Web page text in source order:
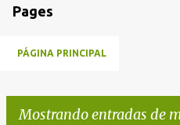
Pages
PÁGINA PRINCIPAL
Mostrando entradas de